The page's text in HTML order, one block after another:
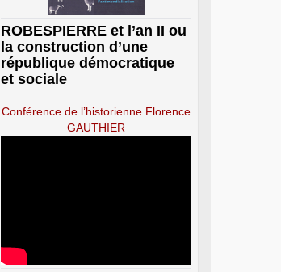
ROBESPIERRE et l’an II ou
la construction d’une
république démocratique
et sociale
Conférence de l’historienne Florence
GAUTHIER